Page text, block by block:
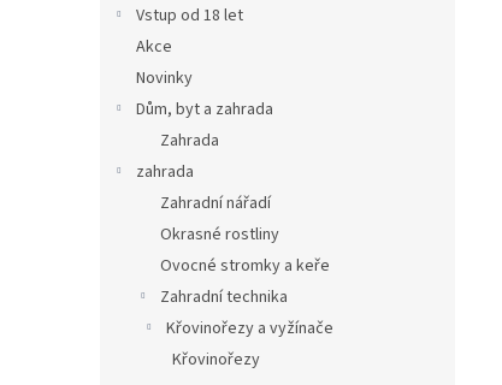
Vstup od 18 let
Akce
Novinky
Dům, byt a zahrada
Zahrada
zahrada
Zahradní nářadí
Okrasné rostliny
Ovocné stromky a keře
Zahradní technika
Křovinořezy a vyžínače
Křovinořezy